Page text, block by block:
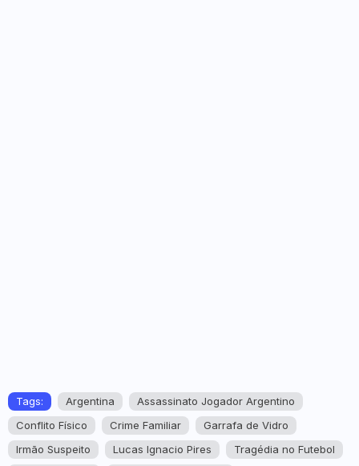
Tags: Argentina
Assassinato Jogador Argentino
Conflito Físico
Crime Familiar
Garrafa de Vidro
Irmão Suspeito
Lucas Ignacio Pires
Tragédia no Futebol